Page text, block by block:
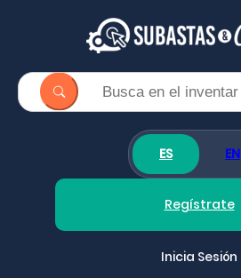
ES EN
Regístrate
Inicia Sesión